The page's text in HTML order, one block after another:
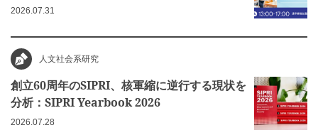
2026.07.31
人文社会系研究
創立60周年のSIPRI、核軍縮に逆行する現状を
分析：SIPRI Yearbook 2026
2026.07.28